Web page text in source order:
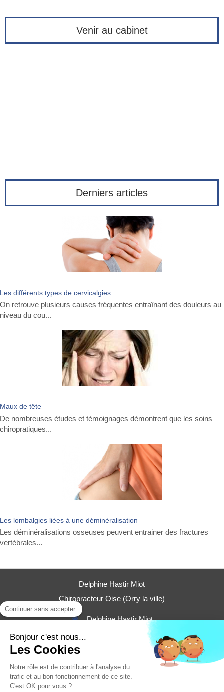
Venir au cabinet
Derniers articles
Les différents types de cervicalgies
On retrouve plusieurs causes fréquentes entraînant des douleurs au
niveau du cou...
Maux de tête
De nombreuses études et témoignages démontrent que les soins
chiropratiques...
Les lombalgies liées à une déminéralisation
Les déminéralisations osseuses peuvent entrainer des fractures
vertébrales...
Delphine Hastir Miot
Chiropracteur Oise (Orry la ville)
Delphine Hastir Miot
16 rue Saint Hubert
Afficher le téléphone
Continuer sans accepter
Bonjour c'est nous...
Les Cookies
Notre rôle est de contribuer à l'analyse du
trafic et au bon fonctionnement de ce site.
C'est OK pour vous ?